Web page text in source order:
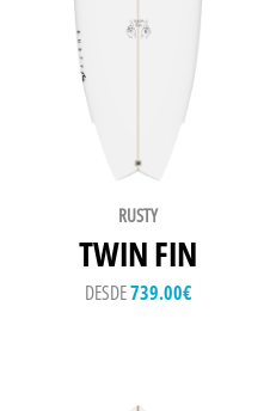
RUSTY
TWIN FIN
DESDE739.00€